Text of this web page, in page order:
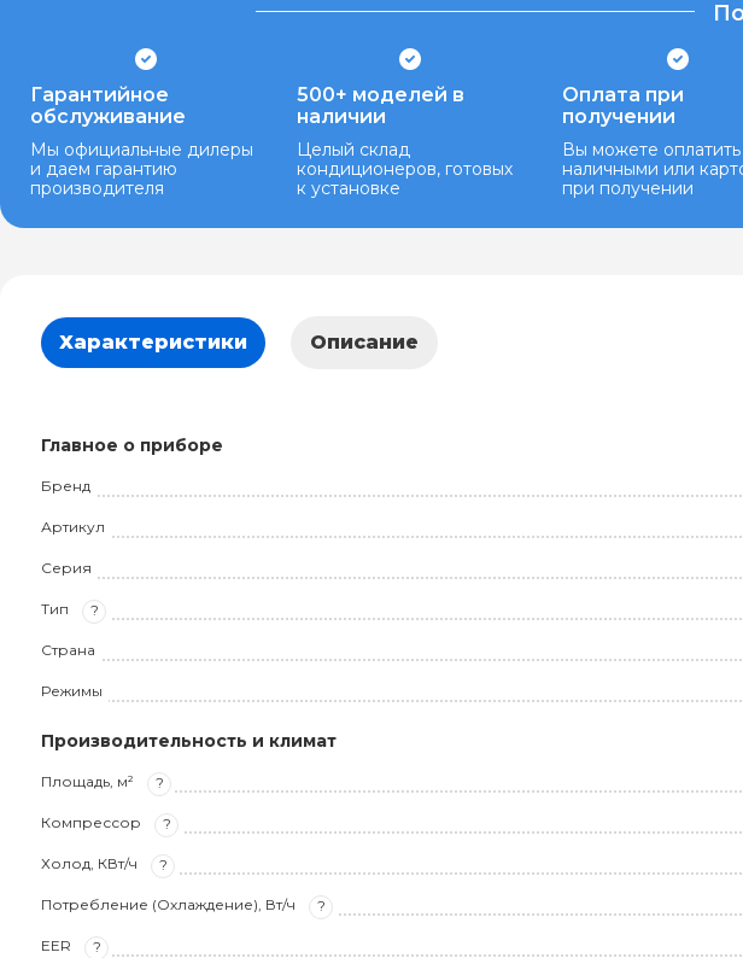
Гарантийное
обслуживание
Мы официальные дилеры
и даем гарантию
производителя
500+ моделей в
наличии
Целый склад
кондиционеров, готовых
к установке
Оплата при
получении
Вы можете оплатить
наличными или
при получении
Характеристики Описание
Главное о приборе
Бренд
Артикул
Серия
Тип ?
Страна
Режимы
Производительность и климат
Площадь, м² ?
Компрессор ?
Холод, КВт/ч ?
Потребление (Охлаждение), Вт/ч ?
EER ?